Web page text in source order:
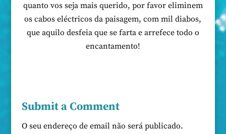
quanto vos seja mais querido, por favor eliminem
os cabos eléctricos da paisagem, com mil diabos,
que aquilo desfeia que se farta e arrefece todo o
encantamento!
Submit a Comment
O seu endereço de email não será publicado.